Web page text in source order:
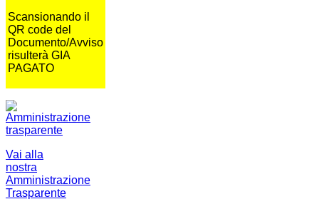
Scansionando il
QR code del
Documento/Avviso
risulterà GIA
PAGATO
Vai alla
nostra
Amministrazione
Trasparente